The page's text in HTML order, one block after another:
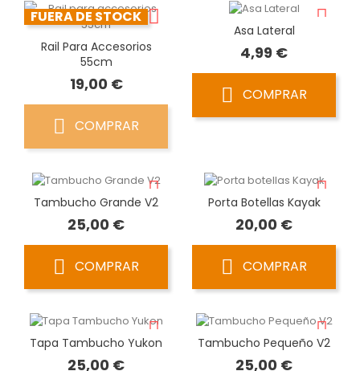
FUERA DE STOCK
Rail Para Accesorios
55cm
19,00 €Precio
COMPRAR
Asa Lateral
4,99 €Precio
COMPRAR
Tambucho Grande V2
25,00 €Precio
COMPRAR
Porta Botellas Kayak
20,00 €Precio
COMPRAR
Tapa Tambucho Yukon
25,00 €Precio
Tambucho Pequeño V2
25,00 €Precio